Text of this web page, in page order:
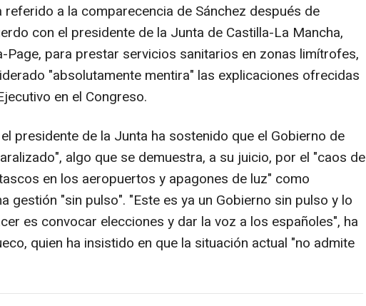
referido a la comparecencia de Sánchez después de
con el presidente de la Junta de Castilla-La Mancha,
Page, para prestar servicios sanitarios en zonas limítrofes,
"absolutamente mentira" las explicaciones ofrecidas
en el Congreso.
presidente de la Junta ha sostenido que el Gobierno de
algo que se demuestra, a su juicio, por el "caos de
en los aeropuertos y apagones de luz" como
gestión "sin pulso". "Este es ya un Gobierno sin pulso y lo
es convocar elecciones y dar la voz a los españoles", ha
quien ha insistido en que la situación actual "no admite